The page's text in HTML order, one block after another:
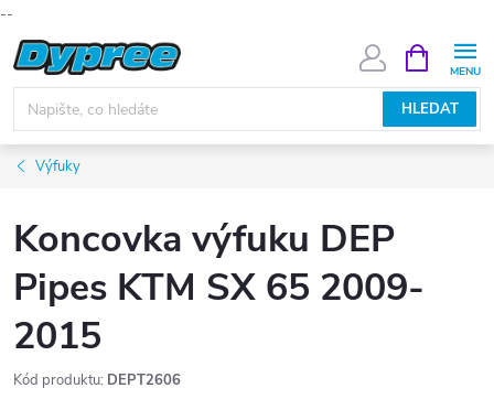
--
Přejít
na
obsah
HLEDAT
NÁKUPNÍ
KOŠÍK
Výfuky
Koncovka výfuku DEP
Pipes KTM SX 65 2009-
2015
Kód produktu: DEPT2606